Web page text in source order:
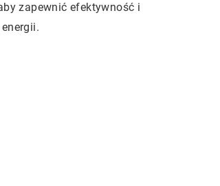
zapewnić efektywność i